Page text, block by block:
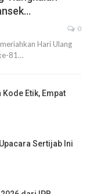
0
Hari Ulang
81…
Etik, Empat
Sertijab Ini